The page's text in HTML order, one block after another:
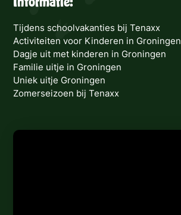
Tijdens schoolvakanties bij Tenaxx
Activiteiten voor Kinderen in Groningen
Dagje uit met kinderen in Groningen
Familie uitje in Groningen
Uniek uitje Groningen
Zomerseizoen bij Tenaxx